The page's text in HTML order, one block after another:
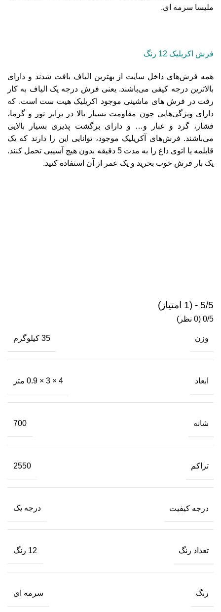
ملیسا سرمه ای.
فرش اکریلیک 12 رنگ
همه فرش‌های داخل سایت از بهترین الیاف بافت شدند و دارای
بالاترین درجه کیفی می‌باشند. یعنی فرش درجه یک الیاف به کار
رفت در فرش های ماشینی موجود اکریلیک هیت ست است. که
دارای ویژگی‌هایی چون مقاومت بسیار بالا در برابر نور و گرما،
فشار، گرد و غبار و… و دارای برگشت پذیری بسیار بالایی
می‌باشند. فرش‌های آکریلیک موجود، توانایی این را دارند که یک
قابلمه یا اتوی داغ را به مدت 5 دقیقه بدون هیچ آسیبی تحمل کنند.
یک بار فرش خوب بخرید و یک عمر از آن استفاده کنید.
5/5 - (1 امتیاز)
‫0/5 ‫(0 نظر)
وزن 35 کیلوگرم
ابعاد 4 × 3 × 0.9 متر
شانه 700
تراکم 2550
درجه کیفیت درجه یک
تعداد رنگ 12 رنگ
رنگ سرمه ای